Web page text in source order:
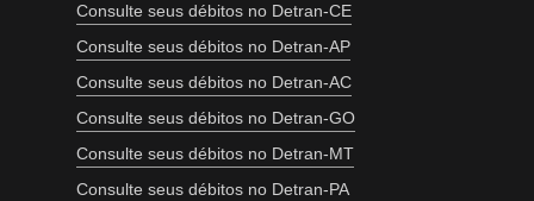
Consulte seus débitos no Detran-CE
Consulte seus débitos no Detran-AP
Consulte seus débitos no Detran-AC
Consulte seus débitos no Detran-GO
Consulte seus débitos no Detran-MT
Consulte seus débitos no Detran-PA